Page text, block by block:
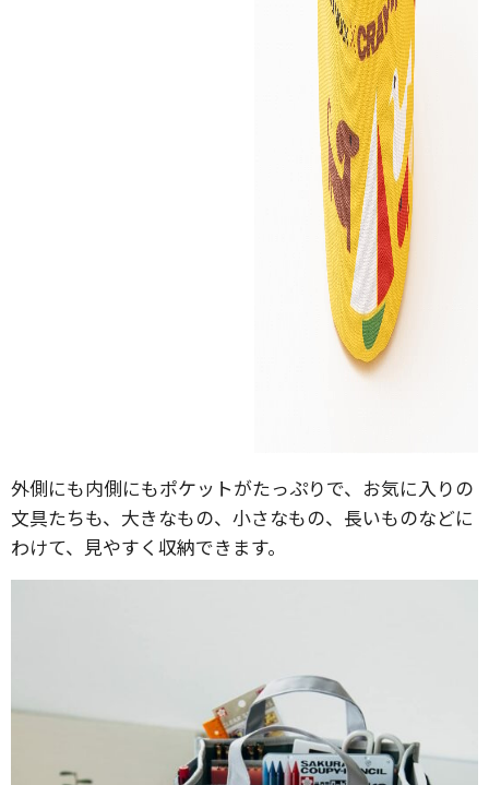
外側にも内側にもポケットがたっぷりで、お気に入りの
文具たちも、大きなもの、小さなもの、長いものなどに
わけて、見やすく収納できます。